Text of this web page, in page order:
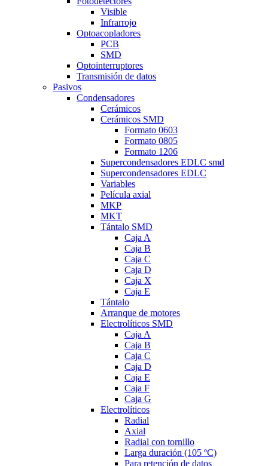
Visible
Infrarrojo
Optoacopladores
PCB
SMD
Optointerruptores
Transmisión de datos
Pasivos
Condensadores
Cerámicos
Cerámicos SMD
Formato 0603
Formato 0805
Formato 1206
Supercondensadores EDLC smd
Supercondensadores EDLC
Variables
Película axial
MKP
MKT
Tántalo SMD
Caja A
Caja B
Caja C
Caja D
Caja X
Caja E
Tántalo
Arranque de motores
Electrolíticos SMD
Caja A
Caja B
Caja C
Caja D
Caja E
Caja F
Caja G
Electrolíticos
Radial
Axial
Radial con tornillo
Larga duración (105 ºC)
Para retención de datos